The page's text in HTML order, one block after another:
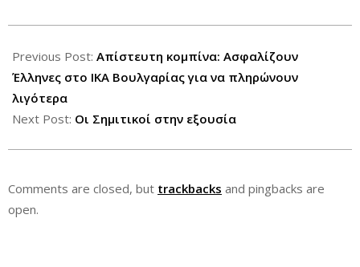
06-
27
Previous Post: Απίστευτη κομπίνα: Ασφαλίζουν
Έλληνες στο ΙΚΑ Βουλγαρίας για να πληρώνουν
λιγότερα
Next Post: Οι Σημιτικοί στην εξουσία
Comments are closed, but trackbacks and pingbacks are
open.